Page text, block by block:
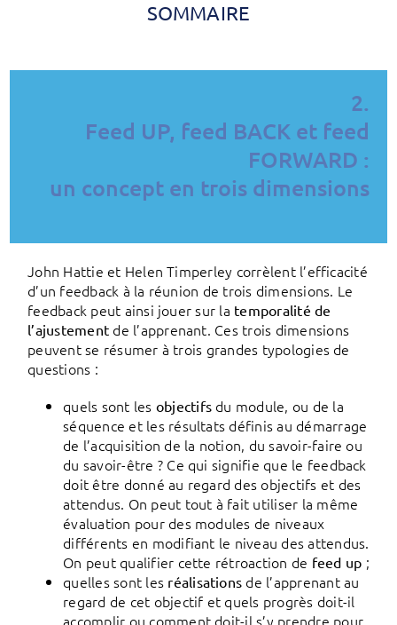
SOMMAIRE
2.
Feed UP, feed BACK et feed
FORWARD :
un concept en trois dimensions
John Hattie et Helen Timperley corrèlent l’efficacité
d’un feedback à la réunion de trois dimensions. Le
feedback peut ainsi jouer sur la temporalité de
l’ajustement de l’apprenant. Ces trois dimensions
peuvent se résumer à trois grandes typologies de
questions :
quels sont les objectifs du module, ou de la
séquence et les résultats définis au démarrage
de l’acquisition de la notion, du savoir-faire ou
du savoir-être ? Ce qui signifie que le feedback
doit être donné au regard des objectifs et des
attendus. On peut tout à fait utiliser la même
évaluation pour des modules de niveaux
différents en modifiant le niveau des attendus.
On peut qualifier cette rétroaction de feed up ;
quelles sont les réalisations de l’apprenant au
regard de cet objectif et quels progrès doit-il
accomplir ou comment doit-il s’y prendre pour